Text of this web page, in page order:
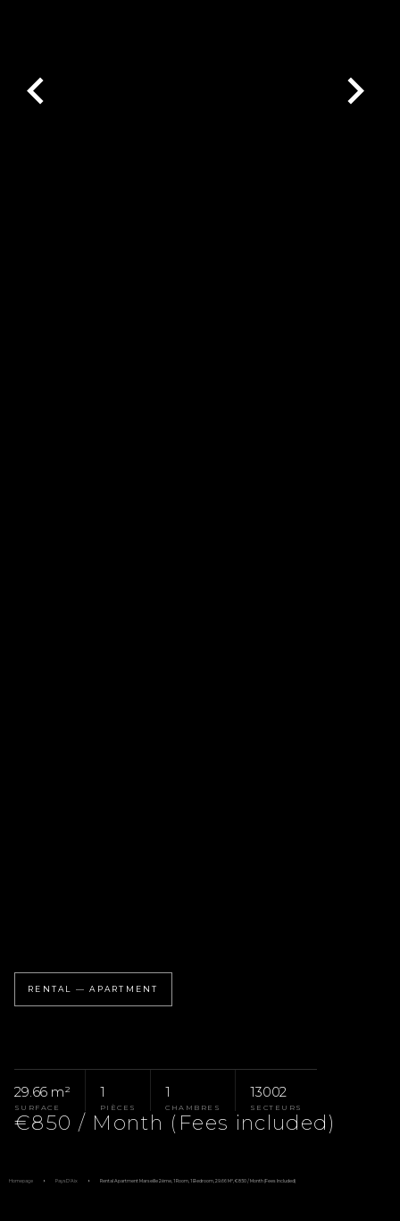
RENTAL — APARTMENT
29.66 m²
SURFACE
1
PIÈCES
1
CHAMBRES
13002
SECTEURS
€850 / Month (Fees included)
Homepage Pays D'Aix Rental Apartment Marseille 2ème, 1 Room, 1 Bedroom, 29.66 M², €850 / Month (Fees Included)